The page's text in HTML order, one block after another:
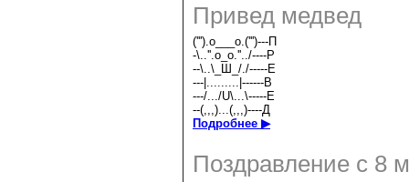
Привед медвед
(''').o___o.(''')---П
-\..''.o_o.''../----Р
--\..\_Ш_/./-----Е
---|.........|------В
---/.../U\...\-----Е
--(,,,)...(,,,)----Д
Подробнее ▶
Поздравление с 8